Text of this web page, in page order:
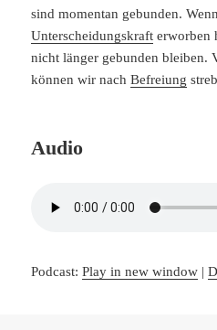
sind momentan gebunden.
Unterscheidungskraft erworben
nicht länger gebunden bleiben.
können wir nachBefreiung
Audio
Podcast:Play in new window |